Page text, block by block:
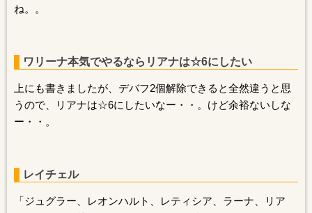
ね。。
ワリーナ本気でやるならリアナは☆6にしたい
上にも書きましたが、デバフ2個解除できると全然違うと思
うので、リアナは☆6にしたいなー・・。けど余裕ないしな
ー・・。
レイチェル
「ジュグラー、レオンハルト、レティシア、ラーナ、リア